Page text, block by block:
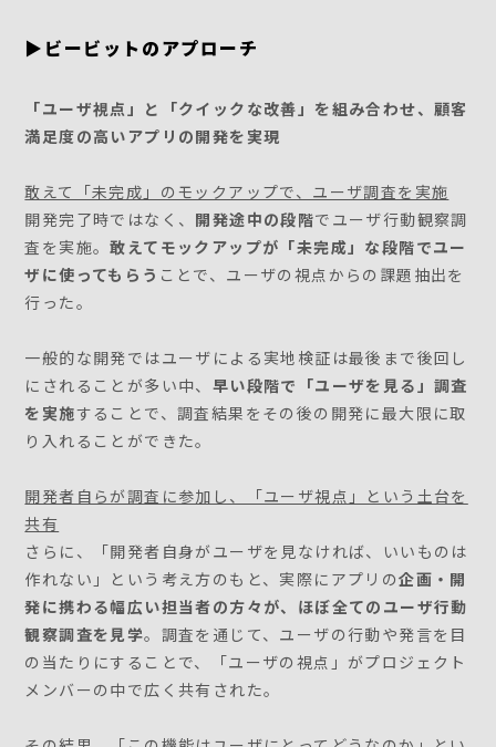
▶ビービットのアプローチ
「ユーザ視点」と「クイックな改善」を組み合わせ、顧客
満足度の高いアプリの開発を実現
敢えて「未完成」のモックアップで、ユーザ調査を実施
開発完了時ではなく、 開発途中の段階でユーザ行動観察調
査を実施。敢えてモックアップが「未完成」な段階でユー
ザに使ってもらう ことで、ユーザの視点からの課題抽出を
行った。
一般的な開発ではユーザによる実地検証は最後まで後回し
にされることが多い中、 早い段階で「ユーザを見る」調査
を実施することで、調査結果をその後の開発に最大限に取
り入れることができた。
開発者自らが調査に参加し、「ユーザ視点」という土台を
共有
さらに、「開発者自身がユーザを見なければ、いいものは
作れない」という考え方のもと、実際にアプリの企画・開
発に携わる幅広い担当者の方々が、ほぼ全てのユーザ行動
観察調査を見学。調査を通じて、ユーザの行動や発言を目
の当たりにすることで、「ユーザの視点」がプロジェクト
メンバーの中で広く共有された。